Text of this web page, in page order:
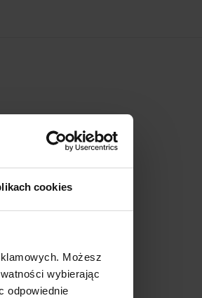
cookies
Możesz
wybierając
odpowiednie